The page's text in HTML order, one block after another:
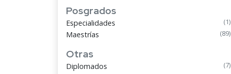
Posgrados
Especialidades (1)
Maestrías (89)
Otras
Diplomados (7)